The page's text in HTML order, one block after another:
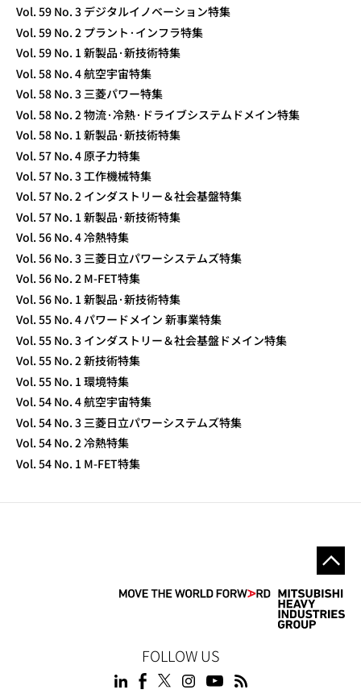
Vol. 59 No. 3 デジタルイノベーション特集
Vol. 59 No. 2 プラント·インフラ特集
Vol. 59 No. 1 新製品·新技術特集
Vol. 58 No. 4 航空宇宙特集
Vol. 58 No. 3 三菱パワー特集
Vol. 58 No. 2 物流·冷熱·ドライブシステムドメイン特集
Vol. 58 No. 1 新製品·新技術特集
Vol. 57 No. 4 原子力特集
Vol. 57 No. 3 工作機械特集
Vol. 57 No. 2 インダストリー＆社会基盤特集
Vol. 57 No. 1 新製品·新技術特集
Vol. 56 No. 4 冷熱特集
Vol. 56 No. 3 三菱日立パワーシステムズ特集
Vol. 56 No. 2 M-FET特集
Vol. 56 No. 1 新製品·新技術特集
Vol. 55 No. 4 パワードメイン 新事業特集
Vol. 55 No. 3 インダストリー＆社会基盤ドメイン特集
Vol. 55 No. 2 新技術特集
Vol. 55 No. 1 環境特集
Vol. 54 No. 4 航空宇宙特集
Vol. 54 No. 3 三菱日立パワーシステムズ特集
Vol. 54 No. 2 冷熱特集
Vol. 54 No. 1 M-FET特集
FOLLOW US